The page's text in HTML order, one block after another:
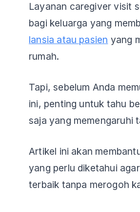
Layanan caregiver visit
bagi keluarga yang
lansia atau pasien yang
rumah.
Tapi, sebelum Anda
ini, penting untuk tahu
saja yang memengaruhi
Artikel ini akan
yang perlu diketahui
terbaik tanpa merogoh